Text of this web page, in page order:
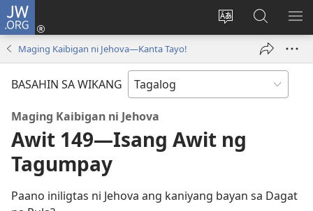
JW.ORG
Baguhin
ng
Mag-
log
bubukas
sa
JW.ORG
Maging Kaibigan ni Jehova—Kanta Tayo!
BASAHIN SA WIKANG
Maging Kaibigan ni Jehova
Awit 149—Isang Awit ng
Tagumpay
Paano iniligtas ni Jehova ang kaniyang bayan sa Dagat